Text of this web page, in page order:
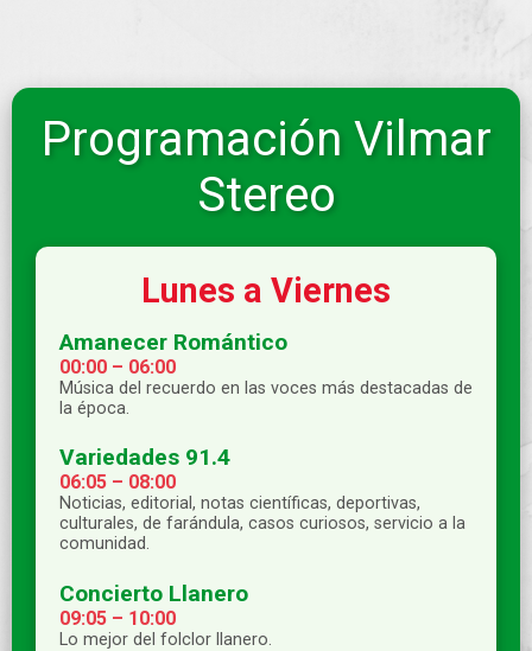
Programación Vilmar
Stereo
Lunes a Viernes
Amanecer Romántico
00:00 – 06:00
Música del recuerdo en las voces más destacadas de
la época.
Variedades 91.4
06:05 – 08:00
Noticias, editorial, notas científicas, deportivas,
culturales, de farándula, casos curiosos, servicio a la
comunidad.
Concierto Llanero
09:05 – 10:00
Lo mejor del folclor llanero.